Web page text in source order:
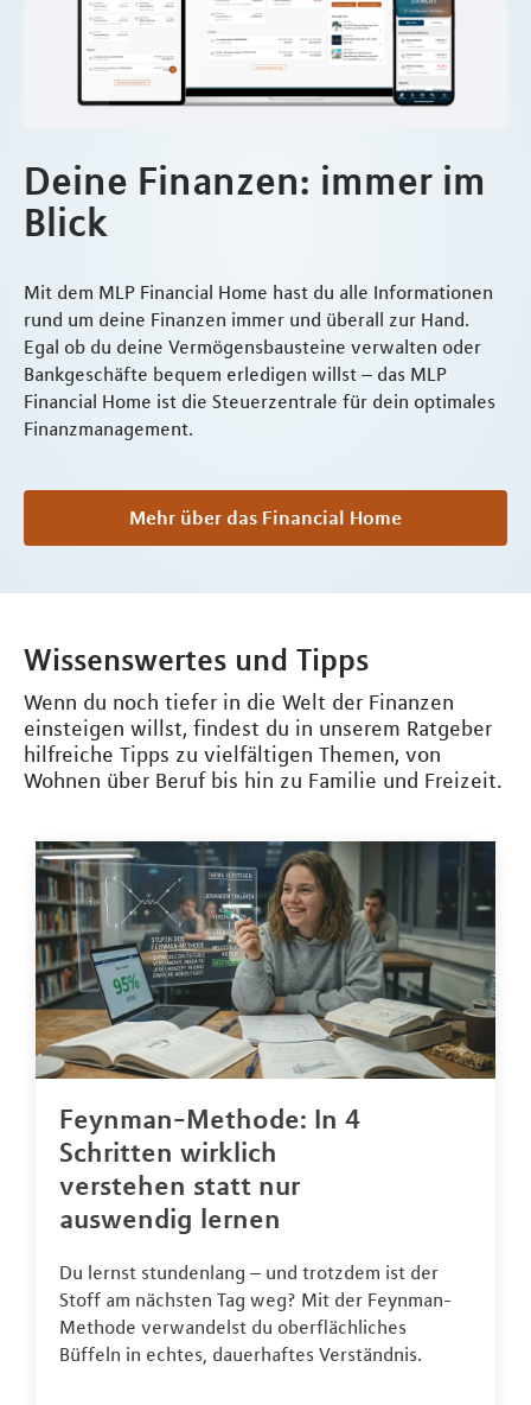
Deine Finanzen: immer im
Blick
Mit dem MLP Financial Home hast du alle Informationen
rund um deine Finanzen immer und überall zur Hand.
Egal ob du deine Vermögensbausteine verwalten oder
Bankgeschäfte bequem erledigen willst – das MLP
Financial Home ist die Steuerzentrale für dein optimales
Finanzmanagement.
Mehr über das Financial Home
Wissenswertes und Tipps
Wenn du noch tiefer in die Welt der Finanzen
einsteigen willst, findest du in unserem Ratgeber
hilfreiche Tipps zu vielfältigen Themen, von
Wohnen über Beruf bis hin zu Familie und Freizeit.
Feynman-Methode: In 4
Schritten wirklich
verstehen statt nur
auswendig lernen
Du lernst stundenlang – und trotzdem ist der
Stoff am nächsten Tag weg? Mit der Feynman-
Methode verwandelst du oberflächliches
Büffeln in echtes, dauerhaftes Verständnis.